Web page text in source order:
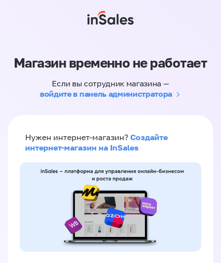
Магазин временно не работает
Если вы сотрудник магазина —
войдите в панель администратора
Нужен интернет-магазин? Создайте
интернет-магазин на InSales